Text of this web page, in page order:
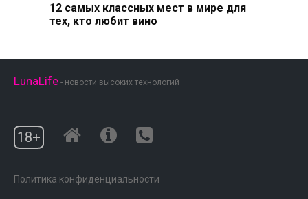
12 самых классных мест в мире для
тех, кто любит вино
LunaLife - новости высоких технологий
18+
Политика конфиденциальности